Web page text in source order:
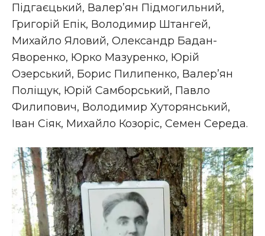
Підгаєцький, Валер’ян Підмогильний,
Григорій Епік, Володимир Штангей,
Михайло Яловий, Олександр Бадан-
Яворенко, Юрко Мазуренко, Юрій
Озерський, Борис Пилипенко, Валер’ян
Поліщук, Юрій Самборський, Павло
Филипович, Володимир Хуторянський,
Іван Сіяк, Михайло Козоріс, Семен Середа.